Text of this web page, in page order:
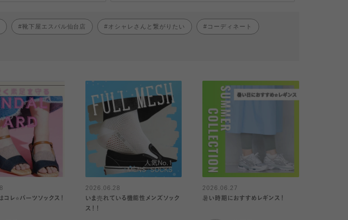
靴下屋エスパル仙台店 オシャレさんと繋がりたい コーディネート
レ⭐️パーツソックス！
2026.06.28
いま売れている機能性メンズソック
ス！！
2026.06.27
暑い時期におすすめレギンス！